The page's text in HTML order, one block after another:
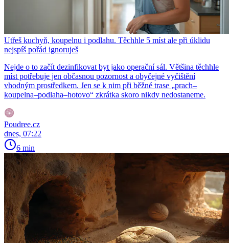
Utřeš kuchyň, koupelnu i podlahu. Těchhle 5 míst ale při úklidu
nejspíš pořád ignoruješ
Nejde o to začít dezinfikovat byt jako operační sál. Většina těchhle
míst potřebuje jen občasnou pozornost a obyčejné vyčištění
vhodným prostředkem. Jen se k nim při běžné trase „prach–
koupelna–podlaha–hotovo“ zkrátka skoro nikdy nedostaneme.
Poudree.cz
dnes, 07:22
6 min